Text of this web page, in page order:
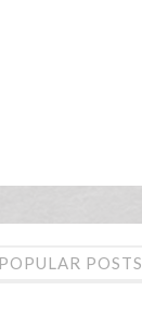
POPULAR POSTS